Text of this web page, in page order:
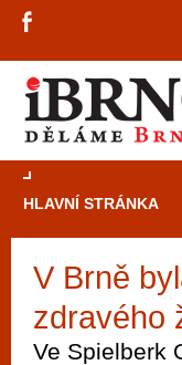
HLAVNÍ STRÁNKA
V Brně
zdravého
Ve Spielberk